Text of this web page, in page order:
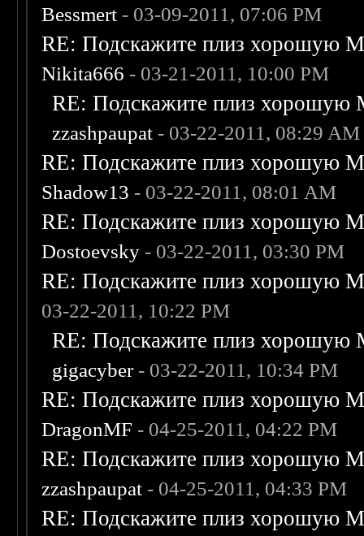
Bessmert - 03-09-2011, 07:06 PM
RE: Подскажите плиз хорошую
Nikita666 - 03-21-2011, 10:00 PM
RE: Подскажите плиз хорошую
zzashpaupat - 03-22-2011, 08:29 AM
RE: Подскажите плиз хорошую
Shadow13 - 03-22-2011, 08:01 AM
RE: Подскажите плиз хорошую
Dostoevsky - 03-22-2011, 03:30 PM
RE: Подскажите плиз хорошую
03-22-2011, 10:22 PM
RE: Подскажите плиз хорошую
gigacyber- 03-22-2011, 10:34 PM
RE: Подскажите плиз хорошую
DragonMF - 04-25-2011, 04:22 PM
RE: Подскажите плиз хорошую
zzashpaupat - 04-25-2011, 04:33 PM
RE: Подскажите плиз хорошую